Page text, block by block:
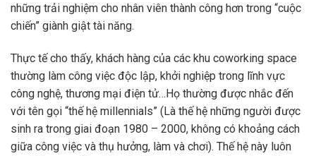
những trải nghiệm cho nhân viên thành công hơn trong “cuộc
chiến” giành giật tài năng.
Thực tế cho thấy, khách hàng của các khu coworking space
thường làm công việc độc lập, khởi nghiệp trong lĩnh vực
công nghệ, thương mại điện tử…Họ thường được nhắc đến
với tên gọi “thế hệ millennials” (Là thế hệ những người được
sinh ra trong giai đoạn 1980 – 2000, không có khoảng cách
giữa công việc và thụ hưởng, làm và chơi). Thế hệ này luôn